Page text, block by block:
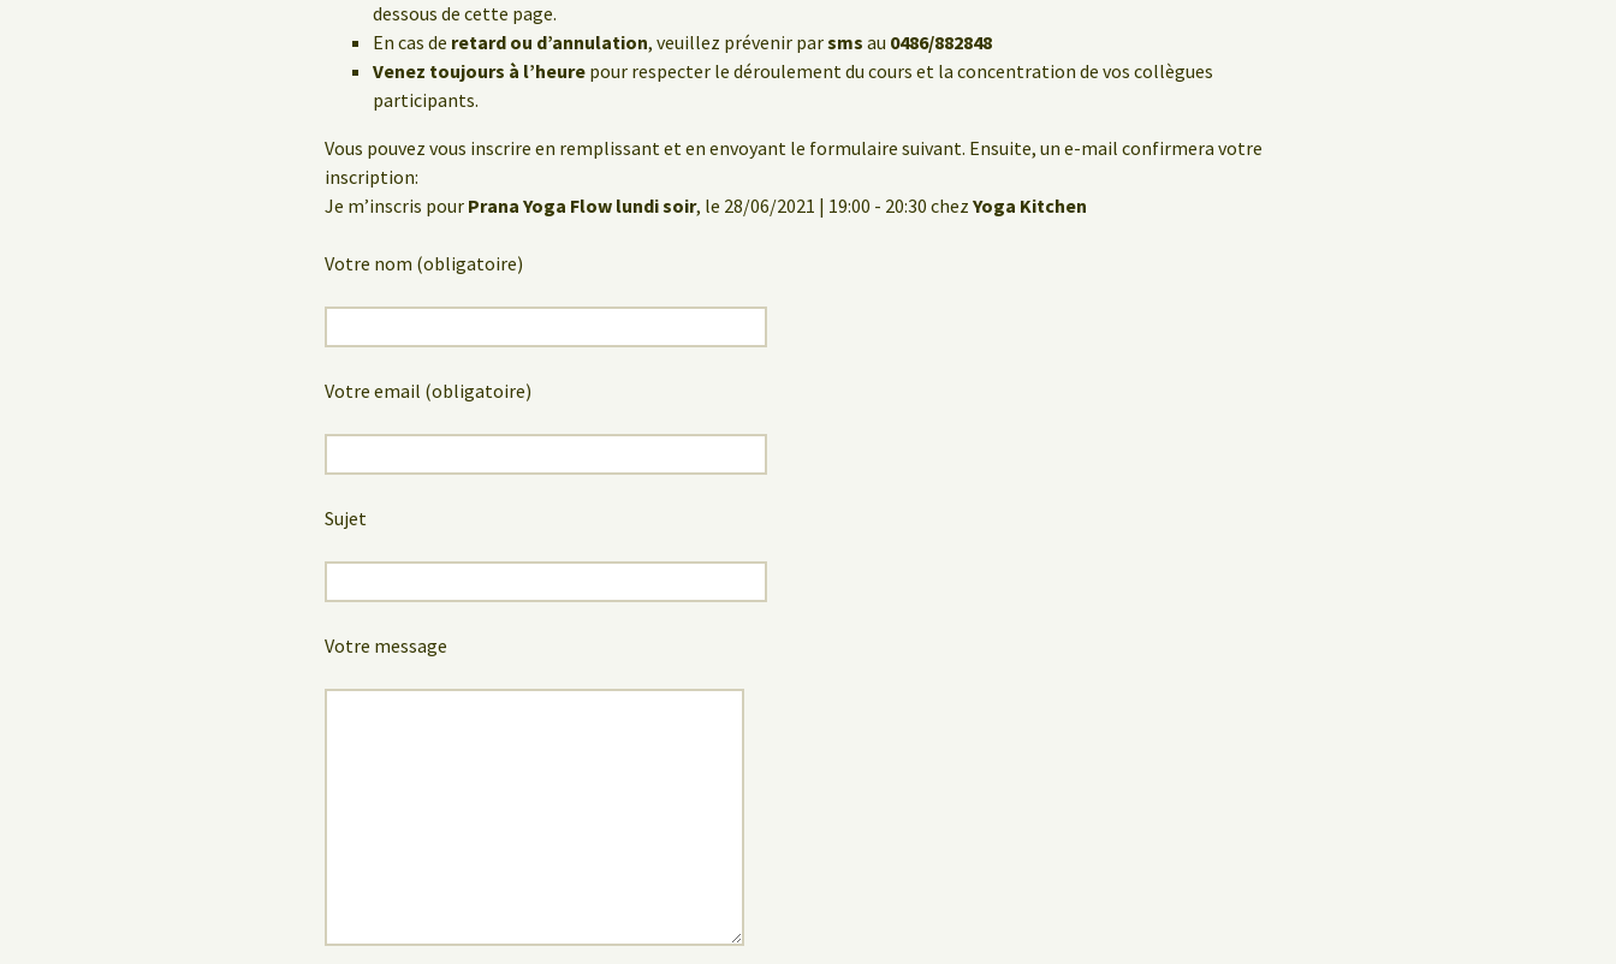
dessous de cette page.
En cas de retard ou d’annulation, veuillez prévenir parsms au 0486/882848
Venez toujours à l’heure pour respecter le déroulement du cours et la concentration de vos collègues
participants.
Vous pouvez vous inscrire en remplissant et en envoyant le formulaire suivant. Ensuite, un e-mail confirmera votre
inscription:
Je m’inscris pour Prana Yoga Flow lundi soir, le 28/06/2021 | 19:00 - 20:30 chez Yoga Kitchen
Votre nom (obligatoire)
Votre email (obligatoire)
Sujet
Votre message